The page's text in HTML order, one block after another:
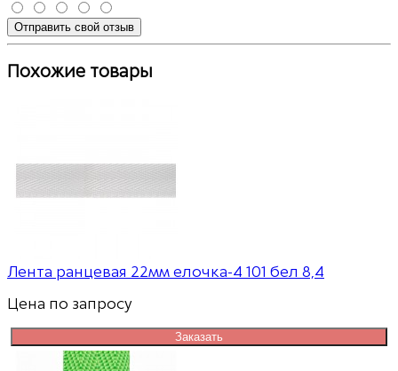
Отправить свой отзыв
Похожие товары
Лента ранцевая 22мм елочка-4 101 бел 8,4
Цена по запросу
Заказать